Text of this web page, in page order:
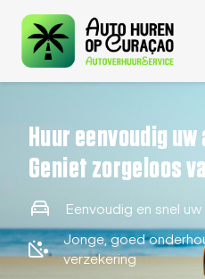
Huur eenvoudig uw
Geniet zorgeloos
Eenvoudig en snel
Jonge, goed
verzekering